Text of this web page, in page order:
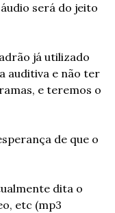
será do jeito
já utilizado
auditiva e não ter
e teremos o
de que o
dita o
etc (mp3